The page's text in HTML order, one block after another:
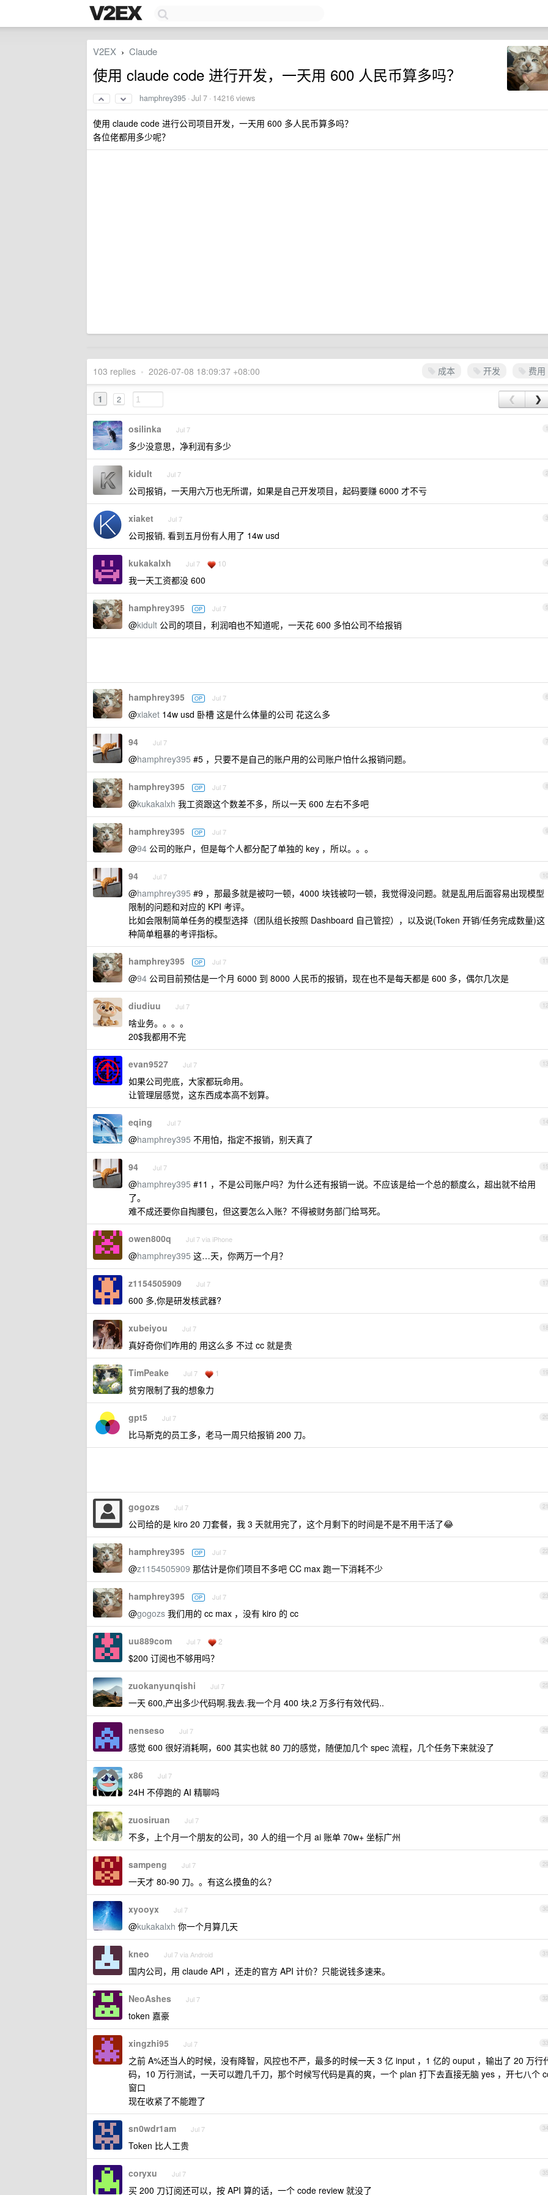
V2EX › Claude
使用 claude code 进行开发，一天用 600 人民币算多吗？
hamphrey395 ·Jul 7 · 14216 views
使用 claude code 进行公司项目开发，一天用 600 多人民币算多吗？
各位佬都用多少呢？
成本 开发 费用
103 replies • 2026-07-08 18:09:37 +08:00
1 2 ❮ ❯
1
osilinka Jul 7
多少没意思，净利润有多少
2
kidult Jul 7
公司报销，一天用六万也无所谓，如果是自己开发项目，起码要赚 6000 才不亏
3
xiaket Jul 7
公司报销, 看到五月份有人用了 14w usd
4
kukakalxh Jul 7 10
我一天工资都没 600
5
hamphrey395 OP Jul 7
@kidult 公司的项目，利润咱也不知道呢，一天花 600 多怕公司不给报销
6
hamphrey395 OP Jul 7
@xiaket 14w usd 卧槽 这是什么体量的公司 花这么多
7
94 Jul 7
@hamphrey395 #5 ，只要不是自己的账户用的公司账户怕什么报销问题。
8
hamphrey395 OP Jul 7
@kukakalxh 我工资跟这个数差不多，所以一天 600 左右不多吧
9
hamphrey395 OP Jul 7
@94 公司的账户，但是每个人都分配了单独的 key ，所以。。。
10
94 Jul 7
@hamphrey395 #9 ，那最多就是被叼一顿，4000 块钱被叼一顿，我觉得没问题。就是乱用后面容易出现模型
限制的问题和对应的 KPI 考评。
比如会限制简单任务的模型选择（团队组长按照 Dashboard 自己管控），以及说(Token 开销/任务完成数量)这
种简单粗暴的考评指标。
11
hamphrey395 OP Jul 7
@94 公司目前预估是一个月 6000 到 8000 人民币的报销，现在也不是每天都是 600 多，偶尔几次是
12
diudiuu Jul 7
啥业务。。。。
20$我都用不完
13
evan9527 Jul 7
如果公司兜底，大家都玩命用。
让管理层感觉，这东西成本高不划算。
14
eqing Jul 7
@hamphrey395 不用怕，指定不报销，别天真了
15
94 Jul 7
@hamphrey395 #11 ，不是公司账户吗？为什么还有报销一说。不应该是给一个总的额度么，超出就不给用
了。
难不成还要你自掏腰包，但这要怎么入账？不得被财务部门给骂死。
16
owen800q Jul 7 via iPhone
@hamphrey395 这…天，你两万一个月？
17
z1154505909 Jul 7
600 多,你是研发核武器?
18
xubeiyou Jul 7
真好奇你们咋用的 用这么多 不过 cc 就是贵
19
TimPeake Jul 7 1
贫穷限制了我的想象力
20
gpt5 Jul 7
比马斯克的员工多，老马一周只给报销 200 刀。
21
gogozs Jul 7
公司给的是 kiro 20 刀套餐，我 3 天就用完了，这个月剩下的时间是不是不用干活了😂
22
hamphrey395 OP Jul 7
@z1154505909 那估计是你们项目不多吧 CC max 跑一下消耗不少
23
hamphrey395 OP Jul 7
@gogozs 我们用的 cc max ，没有 kiro 的 cc
24
uu889com Jul 7 2
$200 订阅也不够用吗？
25
zuokanyunqishi Jul 7
一天 600,产出多少代码啊.我去.我一个月 400 块,2 万多行有效代码..
26
nenseso Jul 7
感觉 600 很好消耗啊，600 其实也就 80 刀的感觉，随便加几个 spec 流程，几个任务下来就没了
27
x86 Jul 7
24H 不停跑的 AI 精聊吗
28
zuosiruan Jul 7
不多，上个月一个朋友的公司，30 人的组一个月 ai 账单 70w+ 坐标广州
29
sampeng Jul 7
一天才 80-90 刀。。有这么摸鱼的么？
30
xyooyx Jul 7
@kukakalxh 你一个月算几天
31
kneo Jul 7 via Android
国内公司，用 claude API ，还走的官方 API 计价？只能说钱多速来。
32
NeoAshes Jul 7
token 嘉豪
33
xingzhi95 Jul 7
之前 A%还当人的时候，没有降智，风控也不严，最多的时候一天 3 亿 input ，1 亿的 ouput ，输出了 20 万行
码，10 万行测试，一天可以蹬几千刀，那个时候写代码是真的爽，一个 plan 打下去直接无脑 yes ，开七八个
窗口
现在收紧了不能蹬了
34
sn0wdr1am Jul 7
Token 比人工贵
35
coryxu Jul 7
买 200 刀订阅还可以，按 API 算的话，一个 code review 就没了